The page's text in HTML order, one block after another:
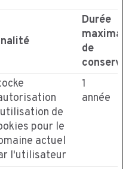
Durée
maximale
de
de
pour le
actuel
l'utilisateur
1
année